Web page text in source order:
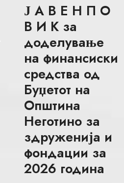
Ј А В Е Н П О
В И К за
доделување
на финансиски
средства од
Буџетот на
Општина
Неготино за
здруженија и
фондации за
2026 година